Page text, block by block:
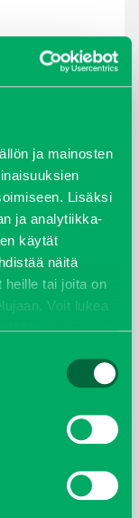
ja mainosten
Lisäksi
ja analytiikka-
käytät
näitä
heille tai joita on
Voit lukea
evästeet